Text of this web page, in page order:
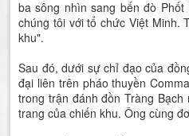
ba sông nhìn sang bến đò
chúng tôi với tổ chức Việt Minh.
khu".
Sau đó, dưới sự chỉ đạo của
đại liên trên pháo thuyền
trong trận đánh đồn Tràng
trang của chiến khu. Ông cùng